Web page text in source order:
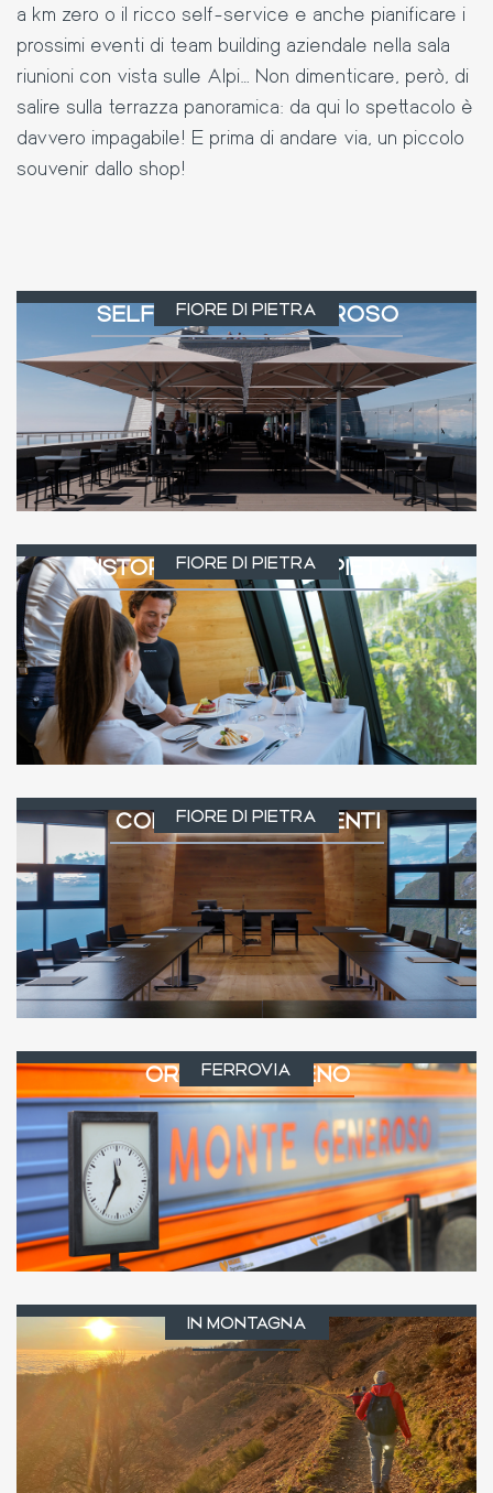
a km zero o il ricco self-service e anche pianificare i
prossimi eventi di team building aziendale nella sala
riunioni con vista sulle Alpi… Non dimenticare, però, di
salire sulla terrazza panoramica: da qui lo spettacolo è
davvero impagabile! E prima di andare via, un piccolo
souvenir dallo shop!
SELF-SERVICE GENEROSO
FIORE DI PIETRA
RISTORANTE FIORE DI PIETRA
FIORE DI PIETRA
CONFERENZE & EVENTI
FIORE DI PIETRA
ORARI DEL TRENO
FERROVIA
SENTIERI
IN MONTAGNA